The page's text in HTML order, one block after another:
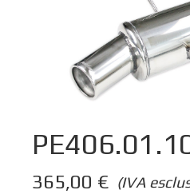
(IVA
365,00 €